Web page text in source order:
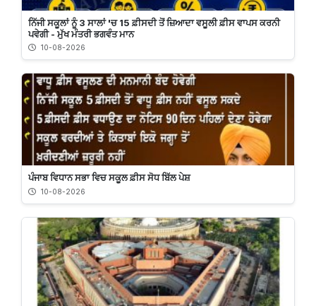
ਨਿੱਜੀ ਸਕੂਲਾਂ ਨੂੰ 3 ਸਾਲਾਂ 'ਚ 15 ਫ਼ੀਸਦੀ ਤੋਂ ਜ਼ਿਆਦਾ ਵਸੂਲੀ ਫ਼ੀਸ ਵਾਪਸ ਕਰਨੀ
ਪਵੇਗੀ - ਮੁੱਖ ਮੰਤਰੀ ਭਗਵੰਤ ਮਾਨ
10-08-2026
ਪੰਜਾਬ ਵਿਧਾਨ ਸਭਾ ਵਿਚ ਸਕੂਲ ਫ਼ੀਸ ਸੋਧ ਬਿੱਲ ਪੇਸ਼
10-08-2026